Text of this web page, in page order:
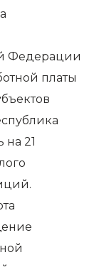
Федерации
платы
на 21